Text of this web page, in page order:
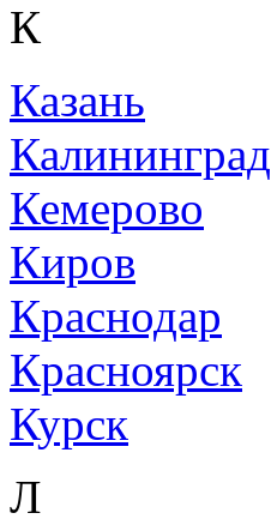
К
Казань
Калининград
Кемерово
Киров
Краснодар
Красноярск
Курск
Л